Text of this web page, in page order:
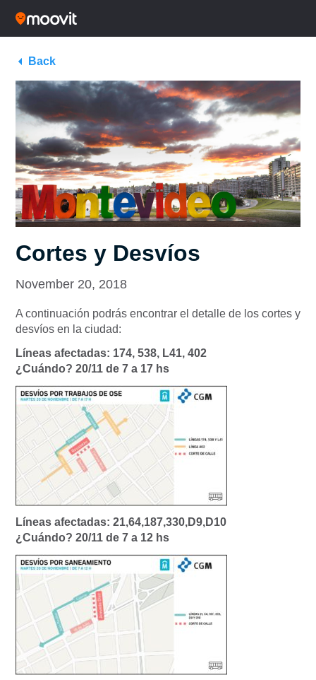
Back
Cortes y Desvíos
November 20, 2018
A continuación podrás encontrar el detalle de los cortes y
desvíos en la ciudad:
Líneas afectadas: 174, 538, L41, 402
¿Cuándo? 20/11 de 7 a 17 hs
Líneas afectadas: 21,64,187,330,D9,D10
¿Cuándo? 20/11 de 7 a 12 hs